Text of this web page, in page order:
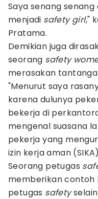
Saya senang
menjadi safety girl,"
Pratama.
Demikian juga
seorang safety
merasakan
"Menurut saya
karena dulunya
bekerja di
mengenal suasana
pekerja yang
izin kerja aman
Seorang petugas
memberikan contoh
petugas safety